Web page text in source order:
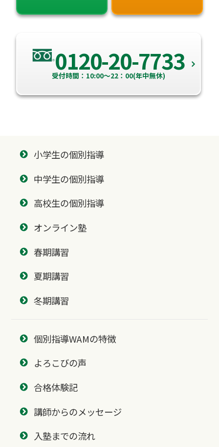
0120-20-7733
受付時間：10:00～22：00(年中無休)
小学生の個別指導
中学生の個別指導
高校生の個別指導
オンライン塾
春期講習
夏期講習
冬期講習
個別指導WAMの特徴
よろこびの声
合格体験記
講師からのメッセージ
入塾までの流れ